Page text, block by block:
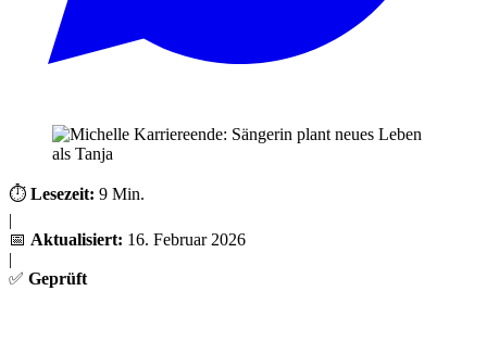
⏱️ Lesezeit: 9 Min.
|
📅 Aktualisiert: 16. Februar 2026
|
✅ Geprüft